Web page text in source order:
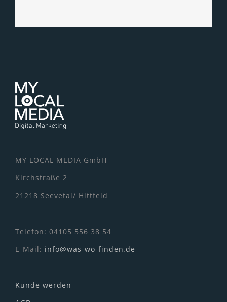
MY LOCAL MEDIA GmbH
Kirchstraße 2
21218 Seevetal/ Hittfeld
Telefon: 04105 556 38 54
E-Mail: info@was-wo-finden.de
Kunde werden